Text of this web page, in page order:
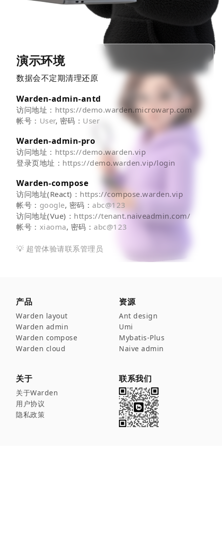
演示环境
数据会不定期清理还原
Warden-admin-antd
访问地址： https://demo.warden.microwarp.com
帐号： User, 密码： User
Warden-admin-pro
访问地址： https://demo.warden.vip
登录页地址： https://demo.warden.vip/login
Warden-compose
访问地址(React)： https://compose.warden.vip
帐号： google, 密码： abc@123
访问地址(Vue)： https://tenant.naiveadmin.com/
帐号： xiaoma, 密码： abc@123
💡 超管体验请联系管理员
产品
Warden layout
Warden admin
Warden compose
Warden cloud
资源
Ant design
Umi
Mybatis-Plus
Naive admin
关于
关于Warden
用户协议
隐私政策
联系我们